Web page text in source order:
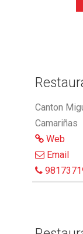
Canton
Camariñas
Web
Email